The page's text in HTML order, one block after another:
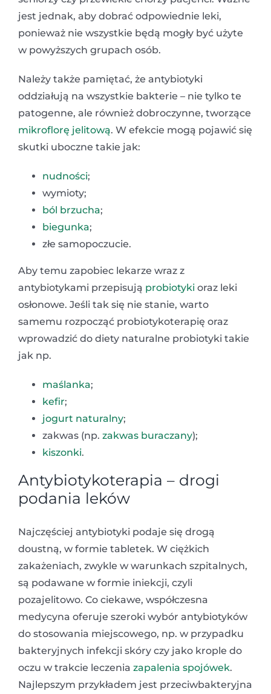
jest jednak, aby dobrać odpowiednie leki,
ponieważ nie wszystkie będą mogły być użyte
w powyższych grupach osób.
Należy także pamiętać, że antybiotyki
oddziałują na wszystkie bakterie – nie tylko te
patogenne, ale również dobroczynne, tworzące
mikroflorę jelitową. W efekcie mogą pojawić się
skutki uboczne takie jak:
nudności;
wymioty;
ból brzucha;
biegunka;
złe samopoczucie.
Aby temu zapobiec lekarze wraz z
antybiotykami przepisują probiotyki oraz leki
osłonowe. Jeśli tak się nie stanie, warto
samemu rozpocząć probiotykoterapię oraz
wprowadzić do diety naturalne probiotyki takie
jak np.
maślanka;
kefir;
jogurt naturalny;
zakwas (np. zakwas buraczany);
kiszonki.
Antybiotykoterapia – drogi
podania leków
Najczęściej antybiotyki podaje się drogą
doustną, w formie tabletek. W ciężkich
zakażeniach, zwykle w warunkach szpitalnych,
są podawane w formie iniekcji, czyli
pozajelitowo. Co ciekawe, współczesna
medycyna oferuje szeroki wybór antybiotyków
do stosowania miejscowego, np. w przypadku
bakteryjnych infekcji skóry czy jako krople do
oczu w trakcie leczenia zapalenia spojówek.
Najlepszym przykładem jest przeciwbakteryjna